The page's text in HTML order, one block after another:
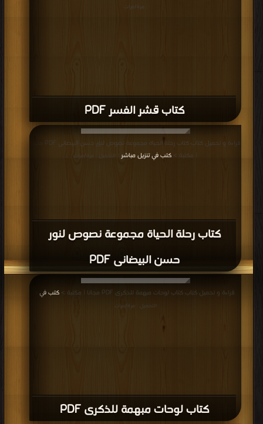
كتاب قشر الفسر PDF
: مرة/مرات
كتاب رحلة الحياة مجموعة نصوص لنور
حسن البيضانى PDF
| مكتبة > كتب في تنزيل مباشر | التحميل : مرة/مرات
كتاب لوحات مبهمة للذكرى PDF
قراءة و تحميل كتاب كتاب لوحات مبهمة للذكرى PDF مجانا | مكتبة > كتب في
التحميل : مرة/مرات